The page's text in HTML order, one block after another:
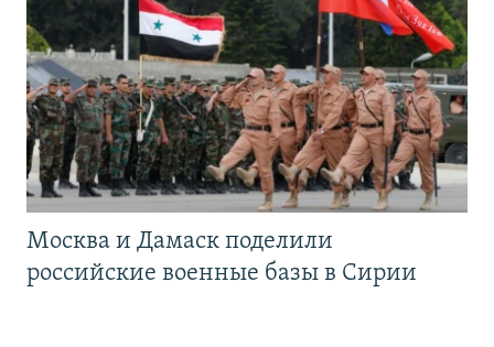
Москва и Дамаск поделили
российские военные базы в Сирии